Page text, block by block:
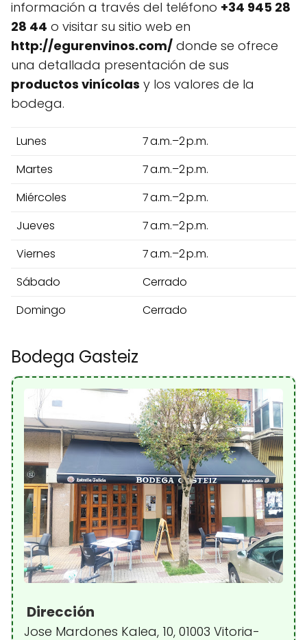
información a través del teléfono +34 945 28
28 44 o visitar su sitio web en
http://egurenvinos.com/ donde se ofrece
una detallada presentación de sus
productos vinícolas y los valores de la
bodega.
Lunes
7 a.m.–2 p.m.
Martes
7 a.m.–2 p.m.
Miércoles
7 a.m.–2 p.m.
Jueves
7 a.m.–2 p.m.
Viernes
7 a.m.–2 p.m.
Sábado
Cerrado
Domingo
Cerrado
Bodega Gasteiz
Dirección
Jose Mardones Kalea, 10, 01003 Vitoria-